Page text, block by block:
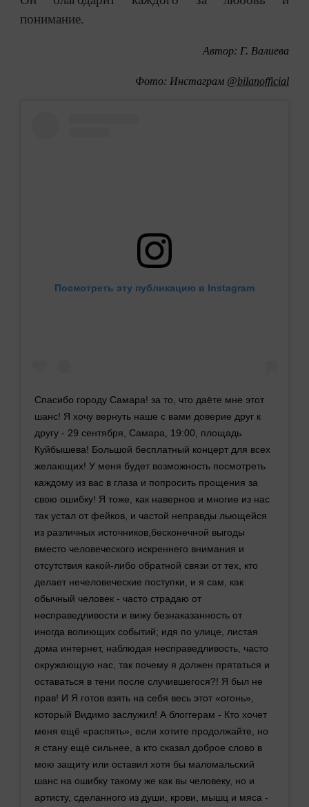
понимание.
Автор: Г. Валиева
Фото: Инстаграм @bilanofficial
Посмотреть эту публикацию в Instagram
Спасибо городу Самара! за то, что даёте мне этот
шанс! Я хочу вернуть наше с вами доверие друг к
другу - 29 сентября, Самара, 19:00, площадь
Куйбышева! Большой бесплатный концерт для всех
желающих! У меня будет возможность посмотреть
каждому из вас в глаза и попросить прощения за
свою ошибку! Я тоже, как наверное и многие из нас
так устал от фейков, и частой неправды льющейся
из различных источников,бесконечной выгоды
вместо человеческого искреннего внимания и
отсутствия какой-либо обратной связи от тех, кто
делает нечеловеческие поступки, и я сам, как
обычный человек - часто страдаю от
несправедливости и вижу безнаказанность от
иногда вопиющих событий; идя по улице, листая
дома интернет, наблюдая несправедливость, часто
окружающую нас, так почему я должен прятаться и
оставаться в тени после случившегося?! Я был не
прав! И Я готов взять на себя весь этот «огонь»,
который Видимо заслужил! А блоггерам - Кто хочет
меня ещё «распять», если хотите продолжайте, но
я стану ещё сильнее, а кто сказал доброе слово в
мою защиту или оставил хотя бы маломальский
шанс на ошибку такому же как вы человеку, но и
артисту, сделанного из души, крови, мышц и мяса -